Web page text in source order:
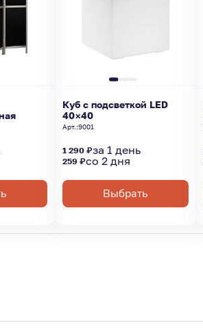
Куб с подсветкой LED
40×40
Арт.:9001
1 290 ₽за 1 день
259 ₽со 2 дня
Выбрать